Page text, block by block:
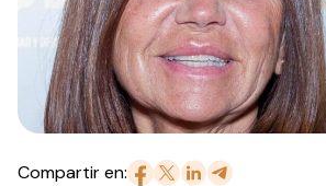
Compartir en: